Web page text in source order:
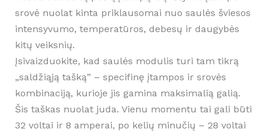
srovė nuolat kinta priklausomai nuo saulės šviesos
intensyvumo, temperatūros, debesų ir daugybės
kitų veiksnių.
Įsivaizduokite, kad saulės modulis turi tam tikrą
„saldžiąją tašką” – specifinę įtampos ir srovės
kombinaciją, kurioje jis gamina maksimalią galią.
Šis taškas nuolat juda. Vienu momentu tai gali būti
32 voltai ir 8 amperai, po kelių minučių – 28 voltai